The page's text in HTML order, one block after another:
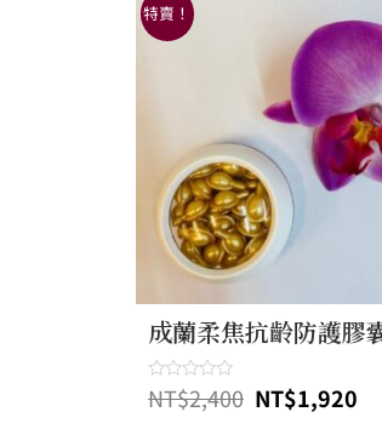
特賣！
Quick View
成蘭柔焦抗齡防護膠
評
分
NT$2,400
格：
NT$2,400。
NT$1,920
前
價